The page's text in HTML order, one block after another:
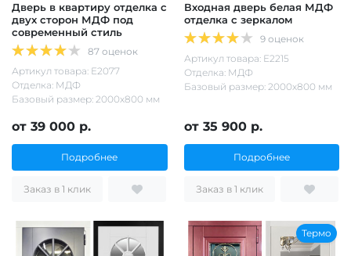
Дверь в квартиру отделка с
двух сторон МДФ под
современный стиль
87 оценок
Артикул товара: Е2077
Отделка: МДФ
Базовый размер: 2000х800 мм
от 39 000 р.
Подробнее
Заказ в 1 клик
Входная дверь белая МДФ
отделка с зеркалом
9 оценок
Артикул товара: Е2215
Отделка: МДФ
Базовый размер: 2000х800 мм
от 35 900 р.
Подробнее
Заказ в 1 клик
Термо